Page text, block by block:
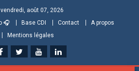
vendredi, août 07, 2026
🎧 Base CDI Contact
A propos
Mentions légales